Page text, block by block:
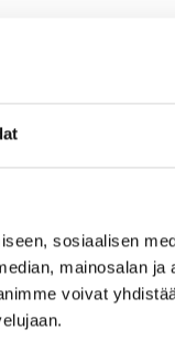
sosiaalisen
mainosalan ja
voivat
kadulla.